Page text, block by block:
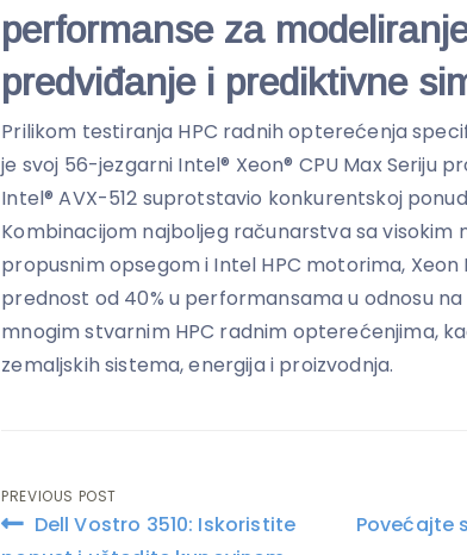
performanse za
predviđanje i prediktivne
Prilikom testiranja HPC radnih opterećenja
je svoj 56-jezgarni Intel® Xeon® CPU Max Seriju
Intel® AVX-512 suprotstavio konkurentskoj
Kombinacijom najboljeg računarstva sa visokim
propusnim opsegom i Intel HPC motorima, Xeon
prednost od 40% u performansama u odnosu
mnogim stvarnim HPC radnim opterećenjima,
zemaljskih sistema, energija i proizvodnja.
Post
PREVIOUS POST
Dell Vostro 3510: Iskoristite
Povećajte